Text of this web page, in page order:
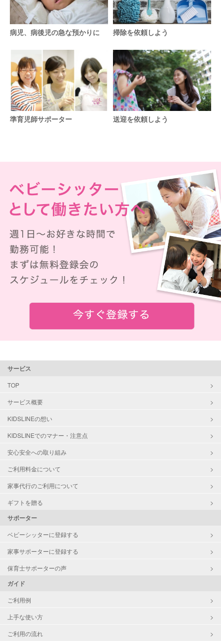
病児、病後児の急な預かりに 掃除を依頼しよう
準育児師サポーター 送迎を依頼しよう
サービス
TOP
サービス概要
KIDSLINEの想い
KIDSLINEでのマナー・注意点
安心安全への取り組み
ご利用料金について
家事代行のご利用について
ギフトを贈る
サポーター
ベビーシッターに登録する
家事サポーターに登録する
保育士サポーターの声
ガイド
ご利用例
上手な使い方
ご利用の流れ